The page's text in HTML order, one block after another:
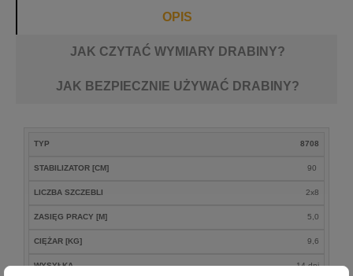
OPIS
JAK CZYTAĆ WYMIARY DRABINY?
JAK BEZPIECZNIE UŻYWAĆ DRABINY?
TYP 8708
STABILIZATOR [CM] 90
LICZBA SZCZEBLI 2x8
ZASIĘG PRACY [M] 5,0
CIĘŻAR [KG] 9,6
WYSYŁKA 14 dni